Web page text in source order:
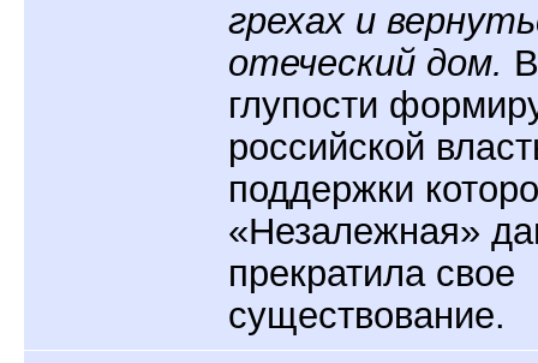
грехах и
отеческий дом.
глупости
российской
поддержки
«Незалежная»
прекратила свое
существование.